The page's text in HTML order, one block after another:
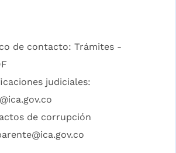
de contacto: Trámites -
judiciales:
de corrupción